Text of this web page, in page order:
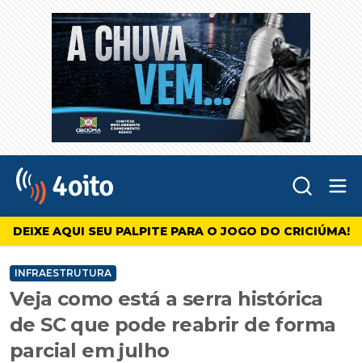
4oito
DEIXE AQUI SEU PALPITE PARA O JOGO DO CRICIÚMA!
INFRAESTRUTURA
Veja como está a serra histórica
de SC que pode reabrir de forma
parcial em julho